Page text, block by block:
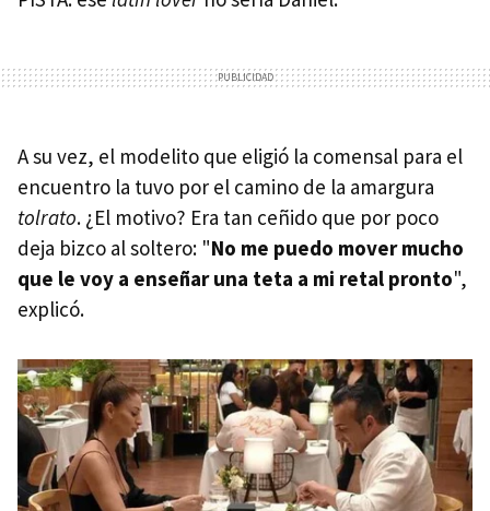
A su vez, el modelito que eligió la comensal para el
encuentro la tuvo por el camino de la amargura
tolrato. ¿El motivo? Era tan ceñido que por poco
deja bizco al soltero: "No me puedo mover mucho
que le voy a enseñar una teta a mi retal pronto",
explicó.